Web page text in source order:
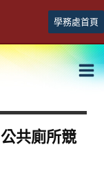
學務處首頁
共廁所競